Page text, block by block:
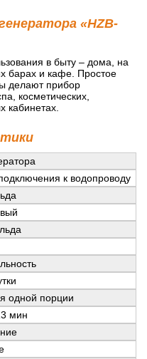
«HZB-
в быту – дома, на
барах и кафе. Простое
делают прибор
косметических,
кабинетах.
к водопроводу
одной порции
мин